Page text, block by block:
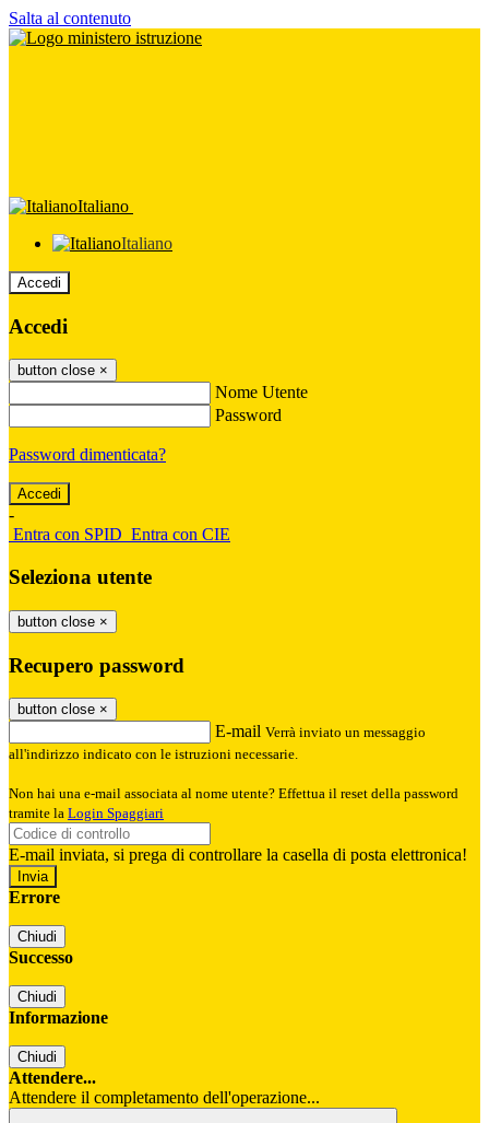
Salta al contenuto
Italiano
Italiano
Accedi
Accedi
button close ×
Nome Utente
Password
Password dimenticata?
-
Entra con SPID Entra con CIE
Seleziona utente
button close ×
Recupero password
button close ×
E-mail Verrà inviato un messaggio
all'indirizzo indicato con le istruzioni necessarie.
Non hai una e-mail associata al nome utente? Effettua il reset della password
tramite la Login Spaggiari
E-mail inviata, si prega di controllare la casella di posta elettronica!
Errore
Chiudi
Successo
Chiudi
Informazione
Chiudi
Attendere...
Attendere il completamento dell'operazione...